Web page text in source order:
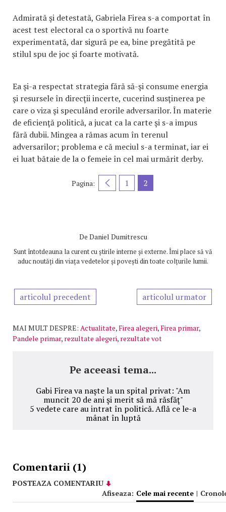
Admirată şi detestată, Gabriela Firea s-a comportat în
acest test electoral ca o sportivă nu foarte
experimentată, dar sigură pe ea, bine pregătită pe
stilul spu de joc şi foarte motivată.
Ea şi-a respectat strategia fără să-şi consume energia
şi resursele în direcţii incerte, cucerind susţinerea pe
care o viza şi speculând erorile adversarilor. În materie
de eficienţă politică, a jucat ca la carte şi s-a impus
fără dubii. Mingea a rămas acum în terenul
adversarilor; problema e că meciul s-a terminat, iar ei
ei luat bătaie de la o femeie în cel mai urmărit derby.
Pagina: 1 2
De Daniel Dumitrescu
Sunt întotdeauna la curent cu știrile interne și externe. Îmi place să vă
aduc noutăți din viața vedetelor și povești din toate colțurile lumii.
articolul precedent articolul urmator
MAI MULT DESPRE: Actualitate,Firea alegeri,Firea primar,
Pandele primar, rezultate alegeri, rezultate vot
Pe aceeasi tema...
Gabi Firea va naşte la un spital privat: "Am
muncit 20 de ani şi merit să mă răsfăţ"
5 vedete care au intrat în politică. Află ce le-a
mânat în luptă
Comentarii (1)
POSTEAZA COMENTARIU
Afiseaza: Cele mai recente |